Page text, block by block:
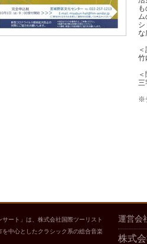
ム
な
竹
三
※
ート」は、株式会社国際ツーリスト
を中心としたクラシック系の総合音楽
運営会
株式